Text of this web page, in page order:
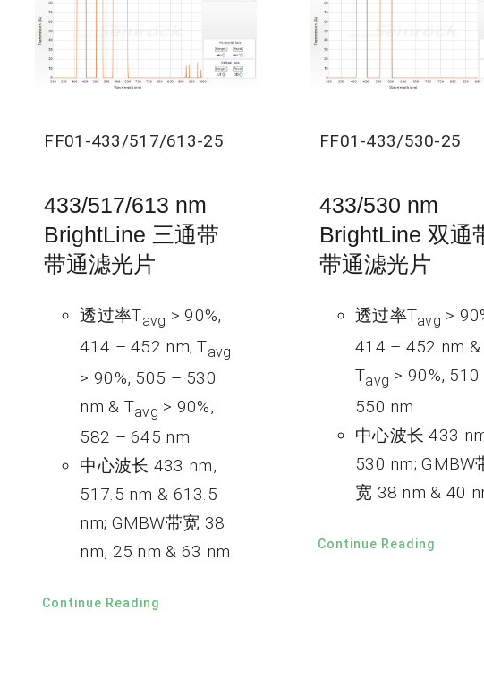
FF01-433/517/613-25
433/517/613 nm
BrightLine 三通带
带通滤光片
透过率Tavg > 90%,
414 – 452 nm; Tavg
> 90%, 505 – 530
nm & Tavg > 90%,
582 – 645 nm
中心波长 433 nm,
517.5 nm & 613.5
nm; GMBW带宽 38
nm, 25 nm & 63 nm
Continue Reading
FF01-433/530-25
433/530 nm
BrightLine 双通
带通滤光片
透过率Tavg >
414 – 452 nm &
Tavg > 90%,
550 nm
中心波长 433
530 nm; GMBW
宽 38 nm & 40
Continue Reading